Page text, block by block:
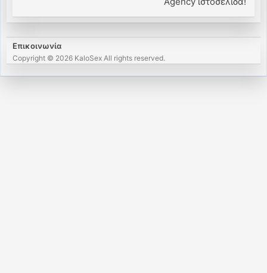
Επικοινωνία
Copyright © 2026 KaloSex All rights reserved.